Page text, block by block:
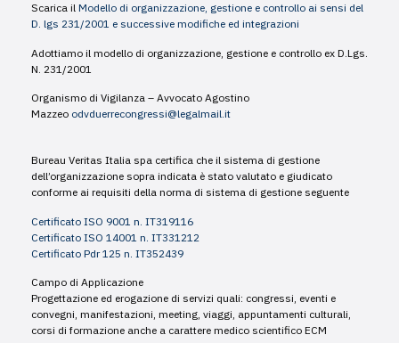
Scarica il Modello di organizzazione, gestione e controllo ai sensi del
D. lgs 231/2001 e successive modifiche ed integrazioni
Adottiamo il modello di organizzazione, gestione e controllo ex D.Lgs.
N. 231/2001
Organismo di Vigilanza – Avvocato Agostino
Mazzeo odvduerrecongressi@legalmail.it
Bureau Veritas Italia spa certifica che il sistema di gestione
dell’organizzazione sopra indicata è stato valutato e giudicato
conforme ai requisiti della norma di sistema di gestione seguente
Certificato ISO 9001 n. IT319116
Certificato ISO 14001 n. IT331212
Certificato Pdr 125 n. IT352439
Campo di Applicazione
Progettazione ed erogazione di servizi quali: congressi, eventi e
convegni, manifestazioni, meeting, viaggi, appuntamenti culturali,
corsi di formazione anche a carattere medico scientifico ECM